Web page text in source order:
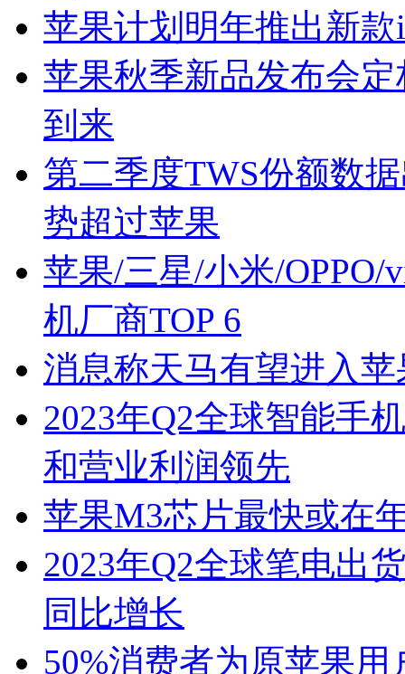
苹果计划明年推出新
苹果秋季新品发布会定
到来
第二季度TWS份额数
势超过苹果
苹果/三星/小米/
机厂商TOP 6
消息称天马有望进入苹
2023年Q2全球智能手
和营业利润领先
苹果M3芯片最快或在
2023年Q2全球笔电出
同比增长
50%消费者为原苹果